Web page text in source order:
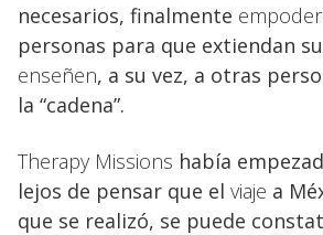
necesarios, finalmente
personas para que extiendan
enseñen, a su vez, a otras
la “cadena”.
Therapy Missions había
lejos de pensar que el viaje a
que se realizó, se puede